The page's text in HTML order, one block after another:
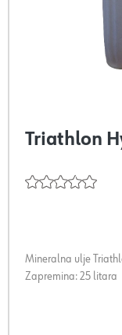
Triathlon
Mineralna ulje
Zapremina: 25 litara